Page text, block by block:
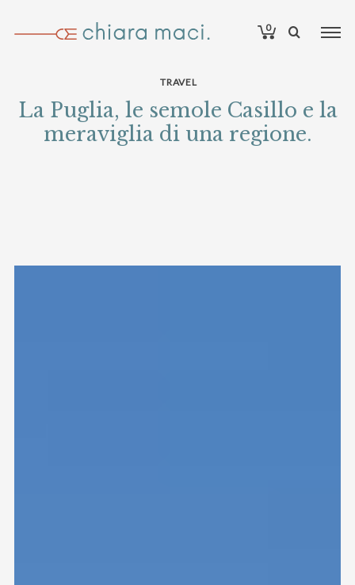
0
TRAVEL
La Puglia, le semole Casillo e la
meraviglia di una regione.